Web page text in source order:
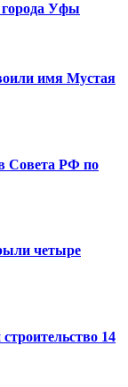
города Уфы
имя Мустая
Совета РФ по
четыре
14